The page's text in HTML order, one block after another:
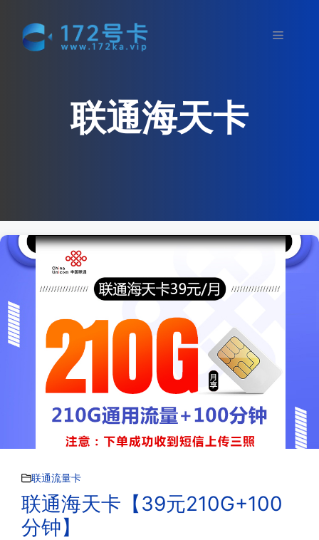
菜
联通海天卡
联通流量卡
联通海天卡【39元210G+100
分钟】